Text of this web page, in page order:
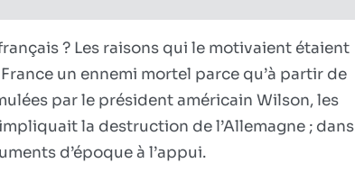
d’Adolf
Hiler
m’a
appris
(ep.
10)
? Les raisons qui le motivaient étaient
un ennemi mortel parce qu’à partir de
par le président américain Wilson, les
la destruction de l’Allemagne ; dans
d’époque à l’appui.